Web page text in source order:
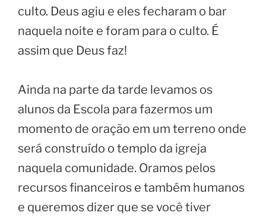
culto. Deus agiu e eles fecharam o bar
naquela noite e foram para o culto. É
assim que Deus faz!
Ainda na parte da tarde levamos os
alunos da Escola para fazermos um
momento de oração em um terreno onde
será construído o templo da igreja
naquela comunidade. Oramos pelos
recursos financeiros e também humanos
e queremos dizer que se você tiver